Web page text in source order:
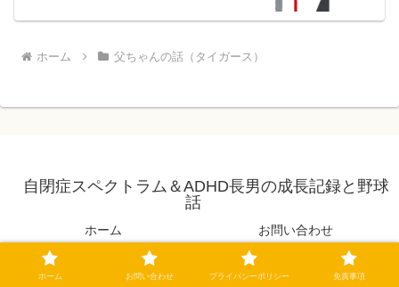
ホーム 父ちゃんの話（タイガース）
自閉症スペクトラム＆ADHD長男の成長記録と野球
話
ホーム
お問い合わせ
プライバシーポリシー
ホーム お問い合わせ プライバシーポリシー 免責事項